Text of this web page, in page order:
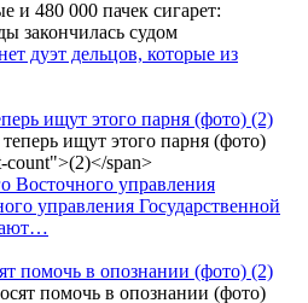
дуэт дельцов, которые из
ищут этого парня (фото) (2)
Восточного управления
управления Государственной
помочь в опознании (фото) (2)